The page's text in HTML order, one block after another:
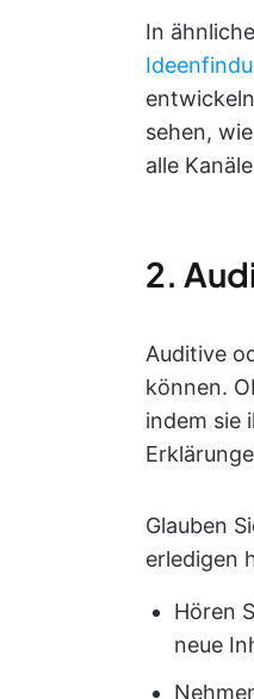
In
sehen,
alle
2.
Auditive
können.
indem sie
Glauben
erledigen
Hören
neue